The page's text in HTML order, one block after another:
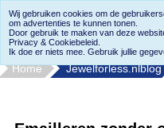
Home Jewelforless.nlblog
Wij gebruiken cookies om de
om advertenties te kunnen tonen.
Door gebruik te maken van deze
Privacy & Cookiebeleid.
Ik doe er niets mee. Gebruik jullie